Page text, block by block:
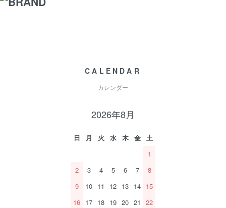
CALENDAR
カレンダー
2026年8月
日 月 火 水 木 金
土
1
2
3 4 5 6 7
8
9
10 11 12 13 14 15
16 17 18 19 20 21
22